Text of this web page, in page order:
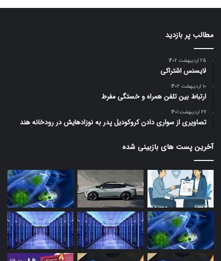
مطالب پر بازدید
25 اردیبهشت 1402
لایسنس اشتراکی
10 اردیبهشت 1402
ارتباط بین تلفن همراه و خستگی مفرط
27 اردیبهشت 1401
تصاویری از سواری دادن کروکودیل پدر به نوزادهایش در رودخانه هند
آخرین پست های بازبینی شده